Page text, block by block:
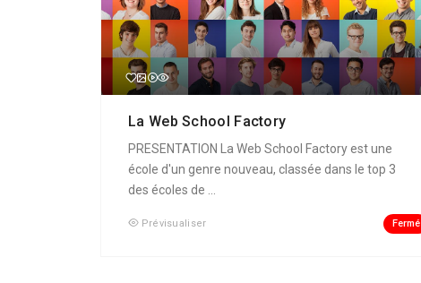
La Web School Factory
PRESENTATION La Web School Factory est une
école d'un genre nouveau, classée dans le top 3
des écoles de ...
Prévisualiser Fermé